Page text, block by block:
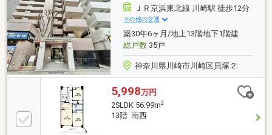
壁200mm以上の断熱・遮音構造○二重床・二重天井採
用〇天井高最大2，450mm〇ペット飼育可能（使用細
則あり）
ＪＲ京浜東北線 川崎駅 徒歩12分
その他の交通
築30年6ヶ月/地上13階地下1階建
総戸数35戸
神奈川県川崎市川崎区貝塚２
5,998万円
2SLDK 56.99m2
13階 南西